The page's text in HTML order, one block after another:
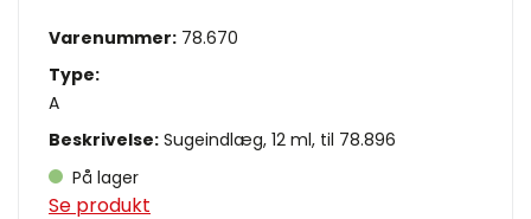
Varenummer: 78.670
Type:
A
Beskrivelse: Sugeindlæg, 12 ml, til 78.896
På lager
Se produkt